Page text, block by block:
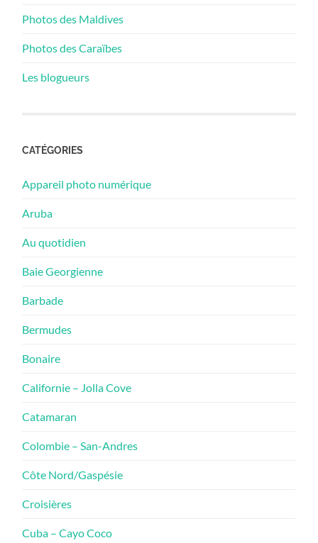
Photos des Maldives
Photos des Caraïbes
Les blogueurs
CATÉGORIES
Appareil photo numérique
Aruba
Au quotidien
Baie Georgienne
Barbade
Bermudes
Bonaire
Californie – Jolla Cove
Catamaran
Colombie – San-Andres
Côte Nord/Gaspésie
Croisières
Cuba – Cayo Coco